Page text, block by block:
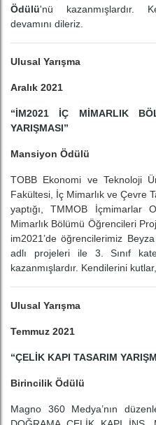
Ödülü'nü kazanmışlardır.
devamını dileriz.
Ulusal Yarışma
Aralık 2021
“İM2021 İÇ MİMARLIK
YARIŞMASI”
Mansiyon Ödülü
TOBB Ekonomi ve Teknoloji
Fakültesi, İç Mimarlık ve Çevre
yaptığı, TMMOB İçmimarlar
Mimarlık Bölümü Öğrencileri
im2021’de öğrencilerimiz
adlı projeleri ile 3. Sınıf
kazanmışlardır. Kendilerini
Ulusal Yarışma
Temmuz 2021
“ÇELİK KAPI TASARIM
Birincilik Ödülü
Magno 360 Medya’nın